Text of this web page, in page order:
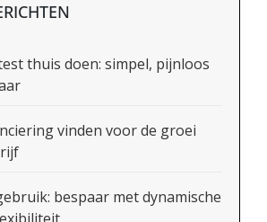
thuis doen: simpel, pijnloos
vinden voor de groei
bespaar met dynamische